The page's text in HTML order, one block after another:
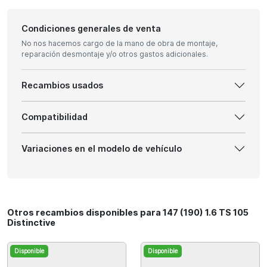
Condiciones generales de venta
No nos hacemos cargo de la mano de obra de montaje,
reparación desmontaje y/o otros gastos adicionales.
Recambios usados
Compatibilidad
Variaciones en el modelo de vehículo
Otros recambios disponibles para 147 (190) 1.6 TS 105
Distinctive
Disponible Disponible